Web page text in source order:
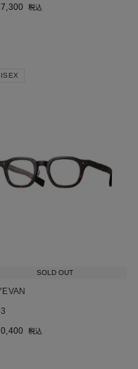
税込
SOLD OUT
税込